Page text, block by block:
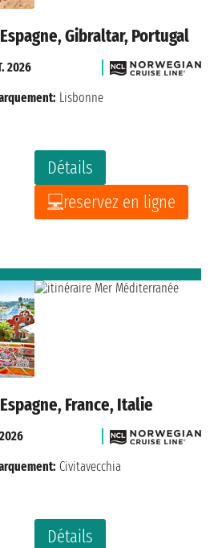
Gibraltar, Portugal
Détails
reservez en ligne
2026
Lisbonne
France, Italie
Détails
Civitavecchia